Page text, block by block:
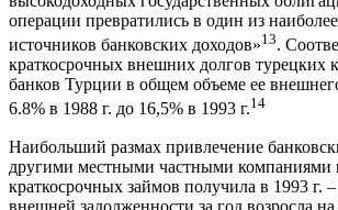
операции превратились в один из
источников банковских доходов»13.
краткосрочных внешних долгов турецких
банков Турции в общем объеме ее
6.8% в 1988 г. до 16,5% в 1993 г.14
Наибольший размах привлечение
другими местными частными компаниями
краткосрочных займов получила в 1993 г.
внешней задолженности за год возросла